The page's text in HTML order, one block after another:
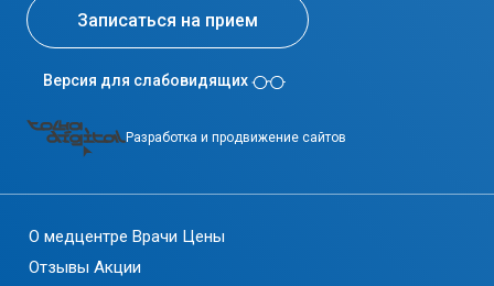
Записаться на прием
Версия для слабовидящих
Разработка и продвижение сайтов
О медцентре Врачи Цены
Отзывы Акции